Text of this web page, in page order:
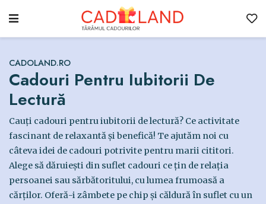
CADOLAND.RO
Cadouri Pentru Iubitorii De
Lectură
Cauți cadouri pentru iubitorii de lectură? Ce activitate
fascinant de relaxantă și benefică! Te ajutăm noi cu
câteva idei de cadouri potrivite pentru marii cititori.
Alege să dăruiești din suflet cadouri ce țin de relația
persoanei sau sărbătoritului, cu lumea frumoasă a
cărților. Oferă-i zâmbete pe chip și căldură în suflet cu un